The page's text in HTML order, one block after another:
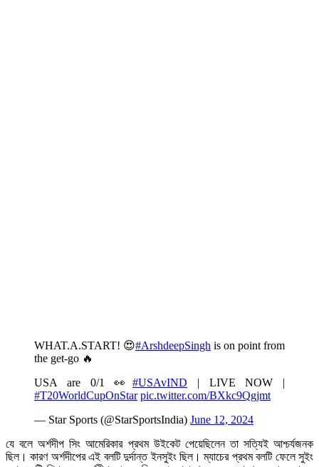
WHAT.A.START! 😍#ArshdeepSingh is on point from
the get-go 🔥
USA are 0/1 👀 #USAvIND | LIVE NOW |
#T20WorldCupOnStar pic.twitter.com/BXkc9Qgjmt
— Star Sports (@StarSportsIndia) June 12, 2024
যে বলে অর্শদীপ সিং আমেরিকার প্রথম উইকেট পেয়েছিলেন তা সত্যিই আশ্চর্যজনক
ছিল। কারণ অর্শদীপের এই বলটি দুর্দান্ত ইনসুইং ছিল। ম্যাচের প্রথম বলটি ফেলে সুইং